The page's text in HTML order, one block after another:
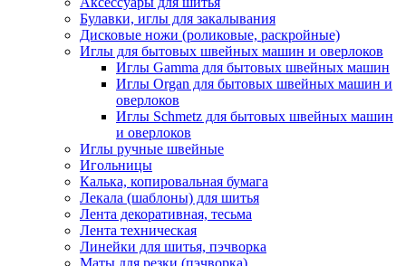
Булавки, иглы для закалывания
Дисковые ножи (роликовые, раскройные)
Иглы для бытовых швейных машин и оверлоков
Иглы Gamma для бытовых швейных машин
Иглы Organ для бытовых швейных машин и
оверлоков
Иглы Schmetz для бытовых швейных машин
и оверлоков
Иглы ручные швейные
Игольницы
Калька, копировальная бумага
Лекала (шаблоны) для шитья
Лента декоративная, тесьма
Лента техническая
Линейки для шитья, пэчворка
Маты для резки (пэчворка)